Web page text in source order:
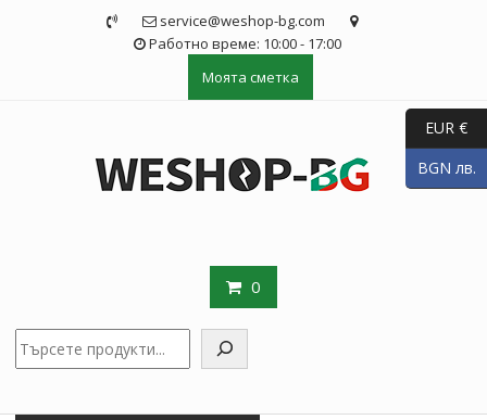
service@weshop-bg.com
Работно време: 10:00 - 17:00
Моята сметка
0
EUR €
BGN лв.